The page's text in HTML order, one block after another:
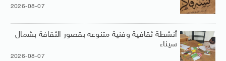
2026-08-07
أنشطة ثقافية وفنية متنوعه بقصور الثقافة بشمال
سيناء
2026-08-07